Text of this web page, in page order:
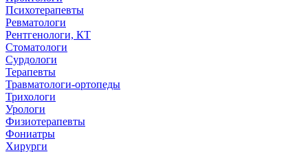
Психотерапевты
Ревматологи
Рентгенологи, КТ
Стоматологи
Сурдологи
Терапевты
Травматологи-ортопеды
Трихологи
Урологи
Физиотерапевты
Фониатры
Хирурги